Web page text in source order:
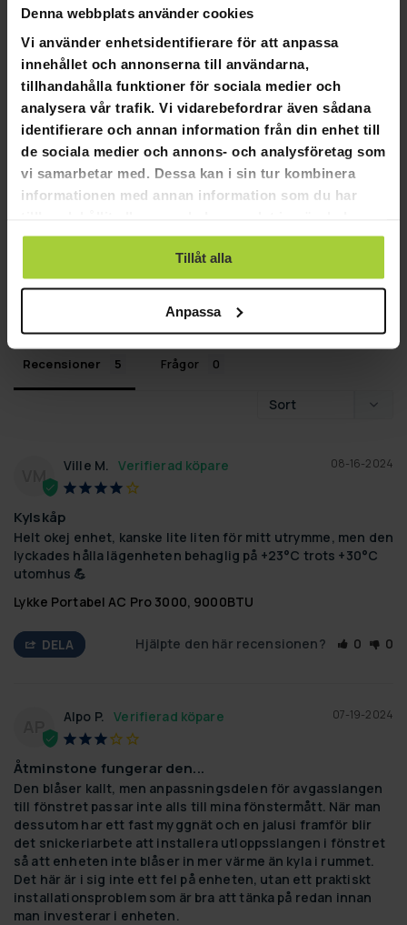
Denna webbplats använder cookies
Vi använder enhetsidentifierare för att anpassa
innehållet och annonserna till användarna,
tillhandahålla funktioner för sociala medier och
analysera vår trafik. Vi vidarebefordrar även sådana
identifierare och annan information från din enhet till
de sociala medier och annons- och analysföretag som
vi samarbetar med. Dessa kan i sin tur kombinera
informationen med annan information som du har
använt deras tjänster.
Tillåt alla
Anpassa
4,4 Baserat på 5 recensioner
3
1
1
0
SKRIV EN RECENSION
STÄLL EN FRÅGA
Recensioner Frågor
VM
08-16-2024
Ville M.
Kylskåp
Helt okej enhet, kanske lite liten för mitt utrymme, men den
lyckades hålla lägenheten behaglig på +23°C trots +30°C
utomhus 💪
Lykke Portabel AC Pro 3000, 9000BTU
DELA Hjälpte den här recensionen? 0 0
AP
07-19-2024
Alpo P.
Åtminstone fungerar den...
Den blåser kallt, men anpassningsdelen för avgasslangen
till fönstret passar inte alls till mina fönstermått. När man
dessutom har ett fast myggnät och en jalusi framför blir
det snickeriarbete att installera utloppsslangen i fönstret
så att enheten inte blåser in mer värme än kyla i rummet.
Det här är i sig inte ett fel på enheten, utan ett praktiskt
installationsproblem som är bra att tänka på redan innan
man investerar i enheten.